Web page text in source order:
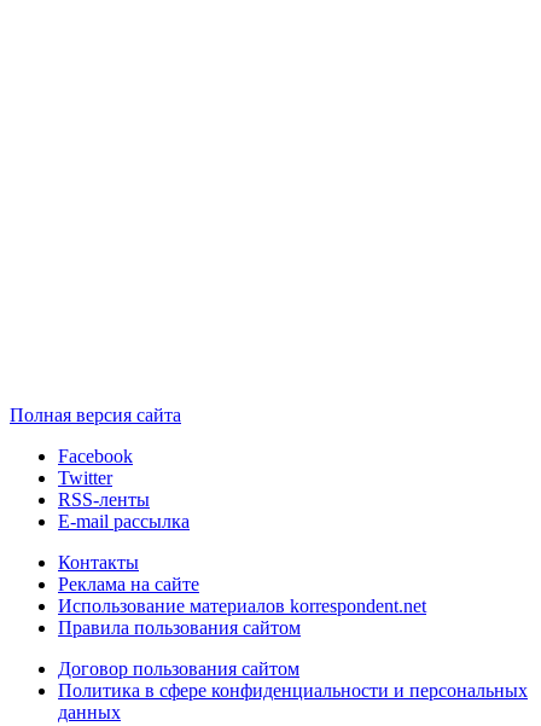
Полная версия сайта
Facebook
Twitter
RSS-ленты
E-mail рассылка
Контакты
Реклама на сайте
Использование материалов korrespondent.net
Правила пользования сайтом
Договор пользования сайтом
Политика в сфере конфиденциальности и персональных
данных